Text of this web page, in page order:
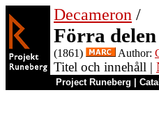
Decameron /
Förra delen
(1861) Author:
Titel och innehåll |
Project Runeberg